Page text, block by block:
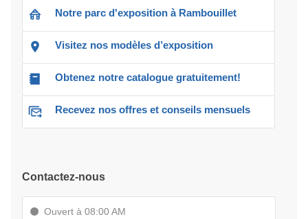
Notre parc d'exposition à Rambouillet
Visitez nos modèles d’exposition
Obtenez notre catalogue gratuitement!
Recevez nos offres et conseils mensuels
Contactez-nous
Ouvert à 08:00 AM